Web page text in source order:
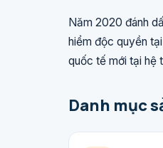
Năm 2020 đánh
hiểm độc quyền
quốc tế mới tại hệ
Danh mục